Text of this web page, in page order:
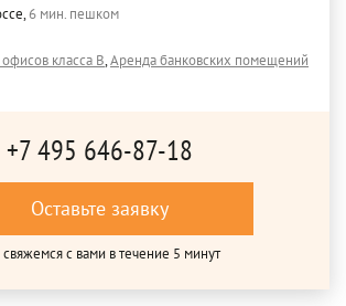
6 мин. пешком
класса B,Аренда банковских помещений
+7 495 646-87-18
Оставьте заявку
с вами в течение 5 минут